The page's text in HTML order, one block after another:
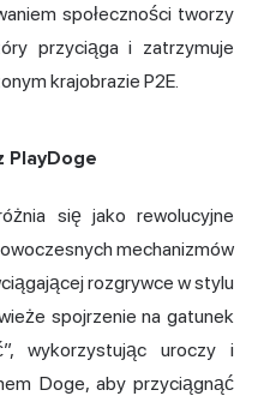
społeczności tworzy
przyciąga i zatrzymuje
krajobrazie P2E.
PlayDoge
się jako rewolucyjne
mechanizmów
rozgrywce w stylu
spojrzenie na gatunek
wykorzystując uroczy i
Doge, aby przyciągnąć